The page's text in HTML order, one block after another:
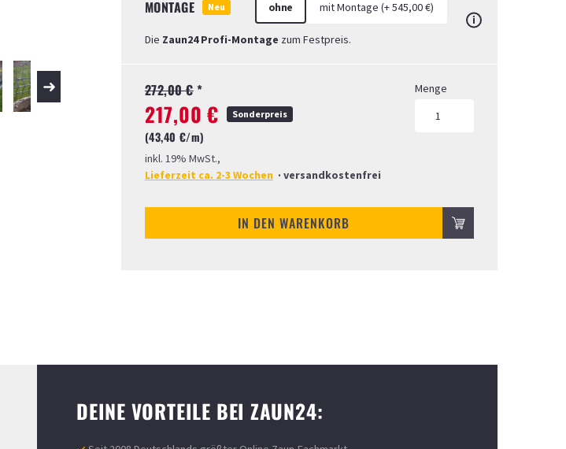
MONTAGE Neu ohne mit Montage (+ 545,00 €)
Die Zaun24 Profi-Montage zum Festpreis.
272,00 €*
217,00 € Sonderpreis
(43,40 €/m)
inkl. 19% MwSt.,
Lieferzeit ca. 2-3 Wochen · versandkostenfrei
Menge
IN DEN WARENKORB
DEINE VORTEILE BEI ZAUN24: